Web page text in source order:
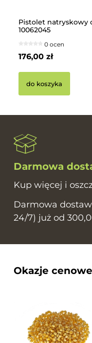
Pistolet natryskowy
10062045
0 ocen
176,00 zł
do koszyka
Darmowa
Kup więcej i
Darmowa
24/7) już od
Okazje cenowe